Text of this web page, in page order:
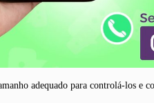
adequado para controlá-los